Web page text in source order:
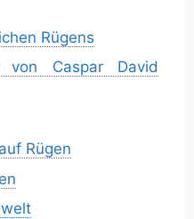
Rügens
von Caspar David
Rügen